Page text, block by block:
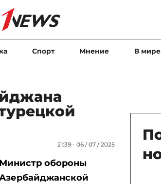
Спорт Мнение В мире
21:39 - 06 / 07 / 2025
Министр обороны